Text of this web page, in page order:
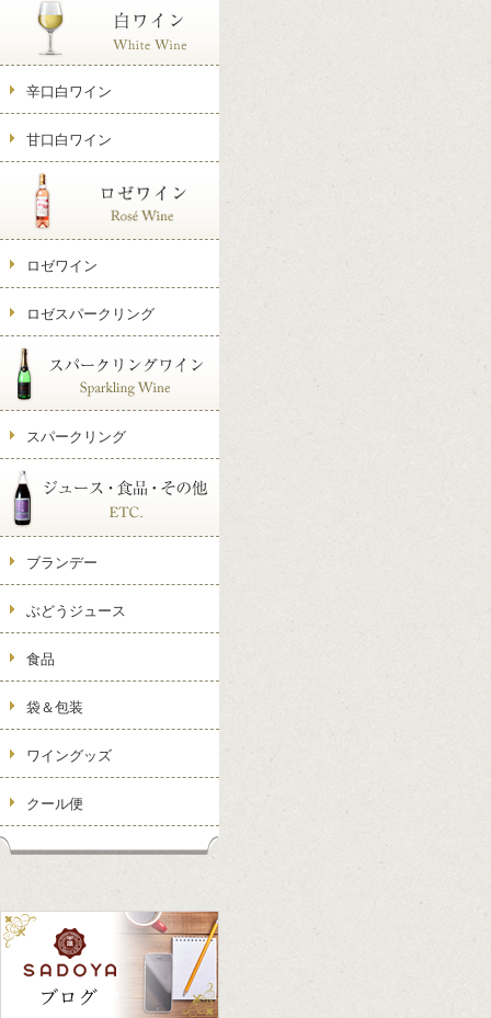
辛口白ワイン
甘口白ワイン
ロゼワイン
ロゼスパークリング
スパークリング
ブランデー
ぶどうジュース
食品
袋＆包装
ワイングッズ
クール便